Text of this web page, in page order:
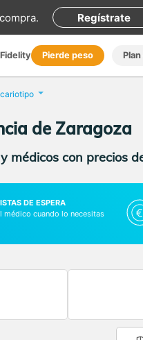
. Regístrate
Pierde peso
de Zaragoza
médicos con precios
DE ESPERA
médico cuando lo necesitas